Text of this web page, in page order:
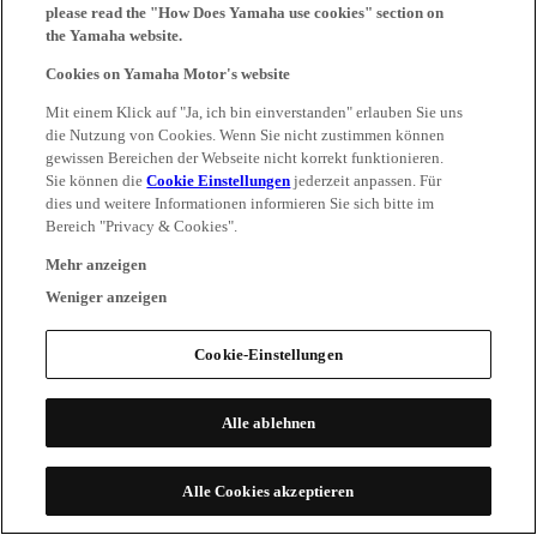
please read the "How Does Yamaha use cookies" section on
the Yamaha website.
Cookies on Yamaha Motor's website
Mit einem Klick auf "Ja, ich bin einverstanden" erlauben Sie uns
die Nutzung von Cookies. Wenn Sie nicht zustimmen können
gewissen Bereichen der Webseite nicht korrekt funktionieren.
Sie können dieCookie Einstellungen jederzeit anpassen. Für
dies und weitere Informationen informieren Sie sich bitte im
Bereich "Privacy & Cookies".
Mehr anzeigen
Weniger anzeigen
Cookie-Einstellungen
Alle ablehnen
Alle Cookies akzeptieren